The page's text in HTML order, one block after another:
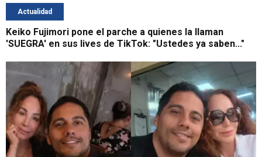
Actualidad
Keiko Fujimori pone el parche a quienes la llaman
'SUEGRA' en sus lives de TikTok: "Ustedes ya saben..."